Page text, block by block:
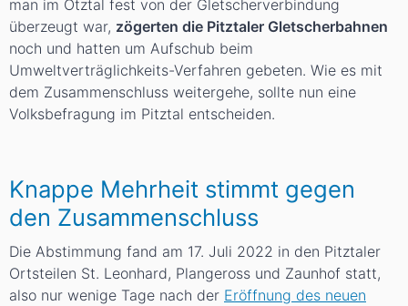
man im Ötztal fest von der Gletscherverbindung
überzeugt war, zögerten die Pitztaler Gletscherbahnen
noch und hatten um Aufschub beim
Umweltverträglichkeits-Verfahren gebeten. Wie es mit
dem Zusammenschluss weitergehe, sollte nun eine
Volksbefragung im Pitztal entscheiden.
Knappe Mehrheit stimmt gegen
den Zusammenschluss
Die Abstimmung fand am 17. Juli 2022 in den Pitztaler
Ortsteilen St. Leonhard, Plangeross und Zaunhof statt,
also nur wenige Tage nach der Eröffnung des neuen